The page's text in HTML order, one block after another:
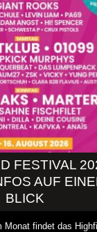
FESTIVAL
AUF
BLICK
Monat findet das
KRIS BARRAS BAND